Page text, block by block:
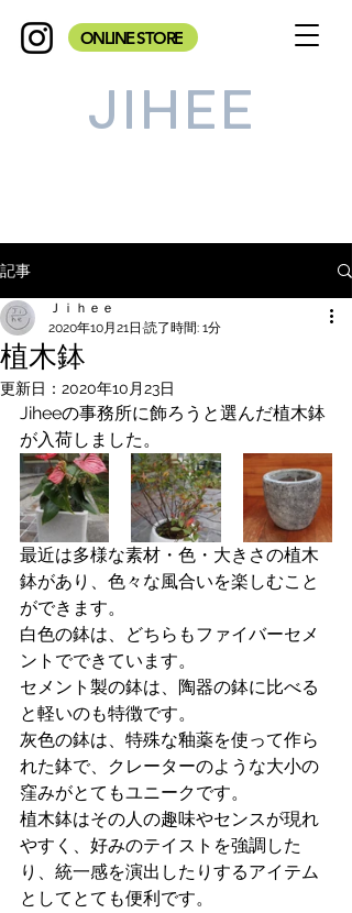
JIHEE
ONLINE STORE
記事
植木鉢
Ｊｉｈｅｅ
2020年10月21日 読了時間: 1分
更新日： 2020年10月23日
Jiheeの事務所に飾ろうと選んだ植木鉢
が入荷しました。
最近は多様な素材・色・大きさの植木
鉢があり、色々な風合いを楽しむこと
ができます。
白色の鉢は、どちらもファイバーセメ
ントでできています。
セメント製の鉢は、陶器の鉢に比べる
と軽いのも特徴です。
灰色の鉢は、特殊な釉薬を使って作ら
れた鉢で、クレーターのような大小の
窪みがとてもユニークです。
植木鉢はその人の趣味やセンスが現れ
やすく、好みのテイストを強調した
り、統一感を演出したりするアイテム
としてとても便利です。